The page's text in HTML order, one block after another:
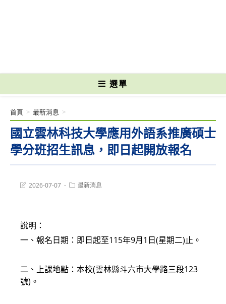
選單
國立雲林科技大學應用外語系推廣碩士
學分班招生訊息，即日起開放報名
首頁 > 最新消息 >
Post2026-07-07
Post最新消息
說明：
一、報名日期：即日起至115年9月1日(星期二)止。
二、上課地點：本校(雲林縣斗六市大學路三段123
號)。